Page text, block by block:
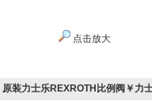
点击放大
原装力士乐REXROTH比例阀￥力